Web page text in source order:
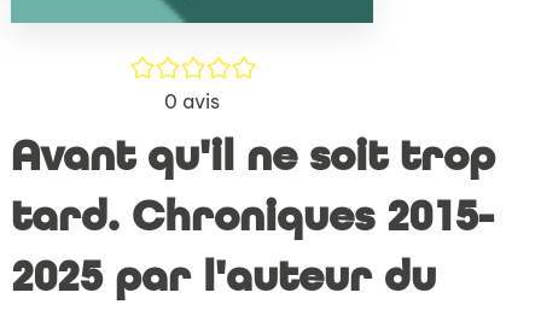
/5
0 avis
Avant qu'il ne soit trop
tard. Chroniques 2015-
2025 par l'auteur du